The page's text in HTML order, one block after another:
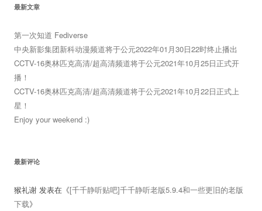
最新文章
第一次知道 Fediverse
中央新影集团新科动漫频道将于公元2022年01月30日22时终止播出
CCTV-16奥林匹克高清/超高清频道将于公元2021年10月25日正式开
播！
CCTV-16奥林匹克高清/超高清频道将于公元2021年10月22日正式上
星！
Enjoy your weekend :)
最新评论
猴礼谢 发表在《[千千静听贴吧]千千静听老版5.9.4和一些更旧的老版
下载》